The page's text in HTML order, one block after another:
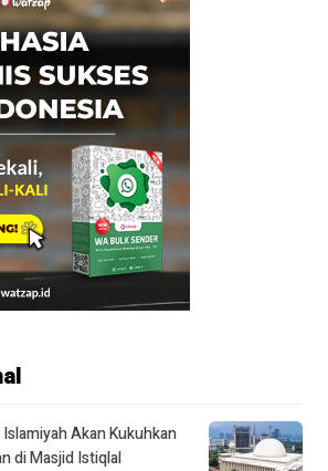
Akan Kukuhkan
di Masjid Istiqlal